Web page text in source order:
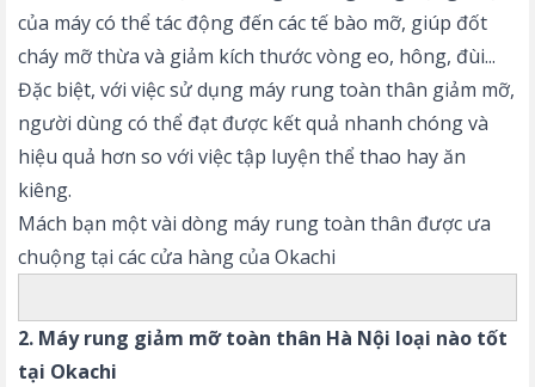
của máy có thể tác động đến các tế bào mỡ, giúp đốt
cháy mỡ thừa và giảm kích thước vòng eo, hông, đùi...
Đặc biệt, với việc sử dụng máy rung toàn thân giảm mỡ,
người dùng có thể đạt được kết quả nhanh chóng và
hiệu quả hơn so với việc tập luyện thể thao hay ăn
kiêng.
Mách bạn một vài dòng máy rung toàn thân được ưa
chuộng tại các cửa hàng của Okachi
2. Máy rung giảm mỡ toàn thân Hà Nội loại nào tốt
tại Okachi